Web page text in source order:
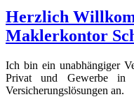
Herzlich
Maklerkontor
Ich bin ein unabhängiger
Privat und Gewerbe in
Versicherungslösungen an.